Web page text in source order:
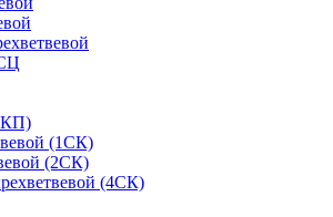
(1СК)
(2СК)
(4СК)